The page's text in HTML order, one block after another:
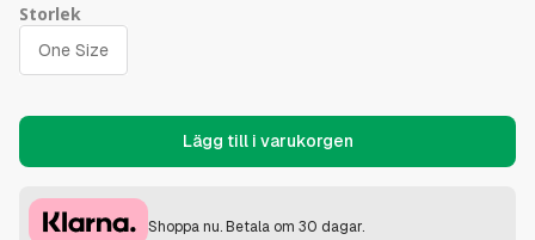
Läs våra köpvillkor för mer info
Storlek
Lägg till i varukorgen
Shoppa nu. Betala om 30 dagar.